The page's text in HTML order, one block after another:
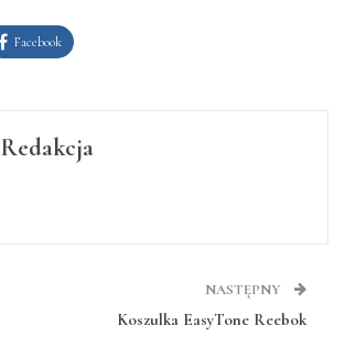
Facebook
Redakcja
NASTĘPNY
Koszulka EasyTone Reebok